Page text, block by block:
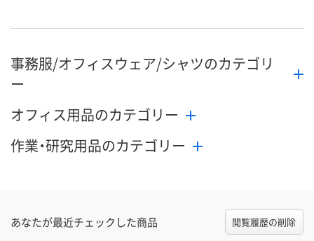
事務服/オフィスウェア/シャツのカテゴリ
ー
オフィス用品のカテゴリー
作業・研究用品のカテゴリー
あなたが最近チェックした商品 閲覧履歴の削除